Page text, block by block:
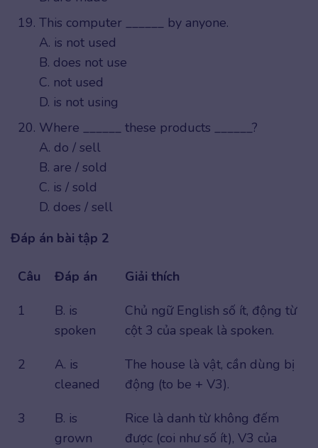
This computer ______ by anyone.
A. is not used
B. does not use
C. not used
D. is not using
Where ______ these products ______?
A. do / sell
B. are / sold
C. is / sold
D. does / sell
Đáp án bài tập 2
Câu Đáp án
Giải thích
1
B. is
spoken
Chủ ngữ English số ít, động từ
cột 3 của speak là spoken.
2
A. is
cleaned
The house là vật, cần dùng bị
động (to be + V3).
3
B. is
grown
Rice là danh từ không đếm
được (coi như số ít), V3 của